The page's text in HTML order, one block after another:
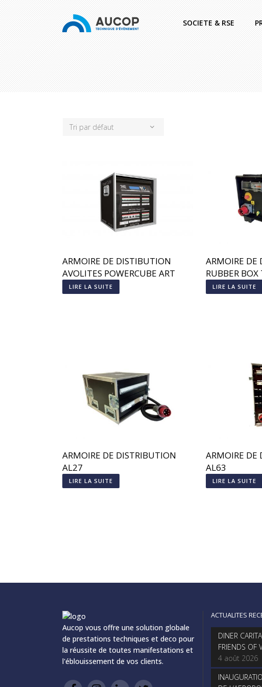
SOCIETE & RSE
Tri par défaut
ARMOIRE DE DISTIBUTION
AVOLITES POWERCUBE ART
2000
LIRE LA SUITE
ARMOIRE DE
RUBBER BOX
LIRE LA SUITE
ARMOIRE DE DISTRIBUTION
AL27
LIRE LA SUITE
ARMOIRE DE
AL63
LIRE LA SUITE
Aucop vous offre une solution globale
de prestations techniques et deco pour
la réussite de toutes manifestations et
l'éblouissement de vos clients.
ACTUALITES
DINER
FRIENDS OF
4 août 2026